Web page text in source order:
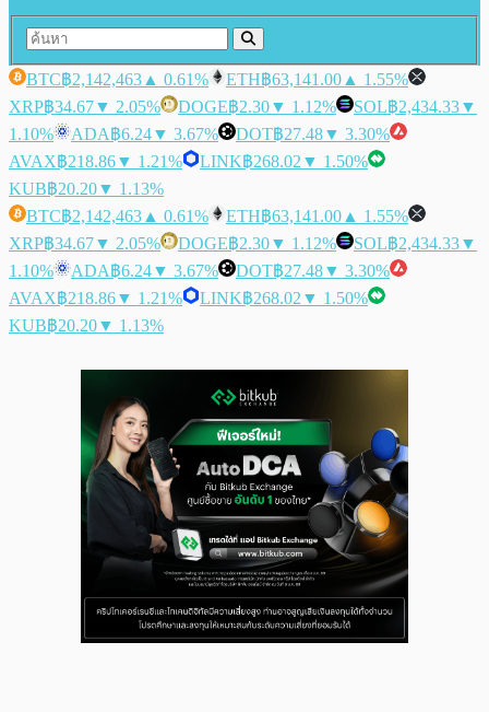
BTC฿2,142,463 ▲ 0.61% ETH฿63,141.00 ▲ 1.55%
XRP฿34.67▼ 2.05% DOGE฿2.30▼ 1.12% SOL฿2,434.33▼
1.10%
ADA฿6.24▼ 3.67% DOT฿27.48▼ 3.30%
AVAX฿218.86▼ 1.21% LINK฿268.02 ▼ 1.50%
KUB฿20.20▼ 1.13%
BTC฿2,142,463 ▲ 0.61% ETH฿63,141.00 ▲ 1.55%
XRP฿34.67▼ 2.05% DOGE฿2.30▼ 1.12% SOL฿2,434.33▼
1.10%
ADA฿6.24▼ 3.67% DOT฿27.48▼ 3.30%
AVAX฿218.86▼ 1.21% LINK฿268.02 ▼ 1.50%
KUB฿20.20▼ 1.13%